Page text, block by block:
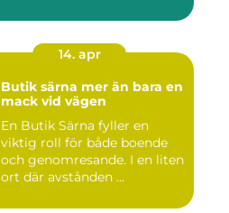
14. apr
Butik särna mer än bara en
mack vid vägen
En Butik Särna fyller en
viktig roll för både boende
och genomresande. I en liten
ort där avstånden ...